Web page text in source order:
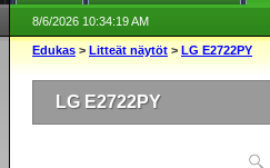
8/6/2026 10:34:19 AM
Edukas > Litteät näytöt > LG E2722PY
LG E2722PY